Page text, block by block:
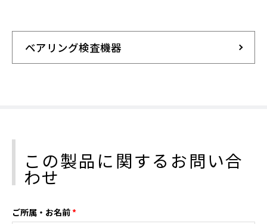
ベアリング検査機器
この製品に関するお問い合
わせ
ご所属・お名前*